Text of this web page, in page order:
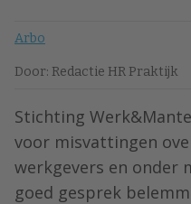
Arbo
Door: Redactie HR Praktijk
Stichting
voor misvattingen
werkgevers en onder
goed gesprek